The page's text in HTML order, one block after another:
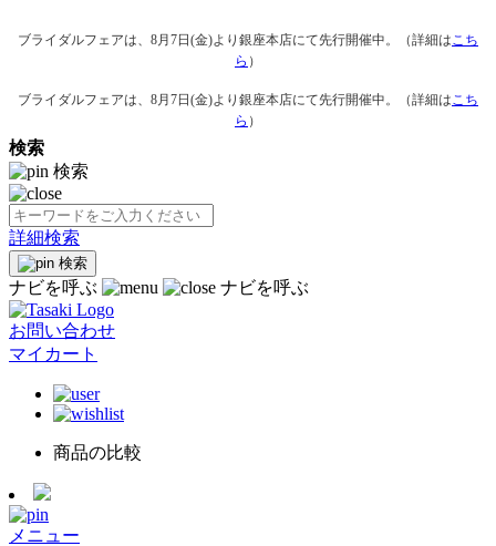
ブライダルフェアは、8月7日(金)より銀座本店にて先行開催中。（詳細はこち
ら ）
ブライダルフェアは、8月7日(金)より銀座本店にて先行開催中。（詳細はこち
ら ）
検索
検索
詳細検索
検索
ナビを呼ぶ ナビを呼ぶ
お問い合わせ
マイカート
商品の比較
メニュー